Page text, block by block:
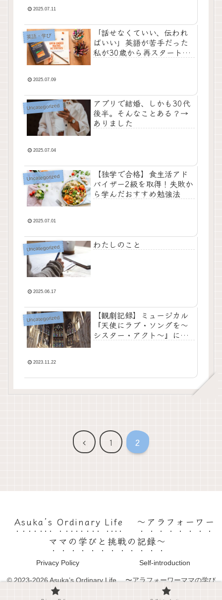
2025.07.11
英語・学び
「話せなくていい、伝われ
ばいい」英語が苦手だった
私が30歳から再スタートし
2025.07.09
Uncategorized
アプリで結婚、しかも30代
後半。そんなことある？→
ありました
2025.07.04
Uncategorized
【独学で合格】食生活アド
バイザー2級を取得！失敗か
ら学んだおすすめ勉強法
2025.07.01
Uncategorized わたしのこと
2025.06.17
Uncategorized
【観劇記録】ミュージカル
『天使にラブ・ソングを～
シスター・アクト～』に心
2023.11.22
前
1 2
Asuka’s Ordinary Life 〜アラフォーワー
ママの学びと挑戦の記録〜
Privacy Policy Self-introduction
© 2023-2026 Asuka’s Ordinary Life 〜アラフォーワーママの学び